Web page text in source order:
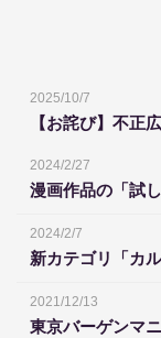
2025/10/7
【お詫び】不正
2024/2/27
漫画作品の「試
2024/2/7
新カテゴリ「カ
2021/12/13
東京バーゲンマ